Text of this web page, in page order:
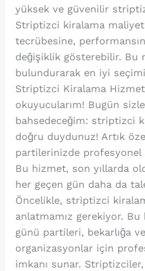
yüksek ve güvenilir
Striptizci kiralama
tecrübesine,
değişiklik gösterebilir. Bu
bulundurarak en iyi
Striptizci Kiralama
okuyucularım! Bugün
bahsedeceğim: striptizci
doğru duydunuz! Artık
partilerinizde
Bu hizmet, son yıllarda
her geçen gün daha da
Öncelikle, striptizci
anlatmamız gerekiyor.
günü partileri, bekarlığa
organizasyonlar için
imkanı sunar.